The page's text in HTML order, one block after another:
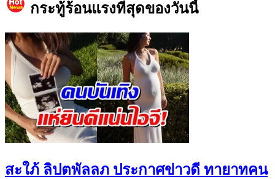
กระทู้ร้อนแรงที่สุดของวันนี้
สะใภ้ ลิปตพัลลภ ประกาศข่าวดี ทายาทคน